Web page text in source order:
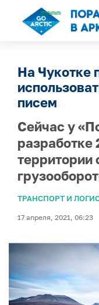
На Чукотке
писем
Сейчас у
разработке
территории
ТРАНСПОРТ И
17 апреля, 2021, 06:23